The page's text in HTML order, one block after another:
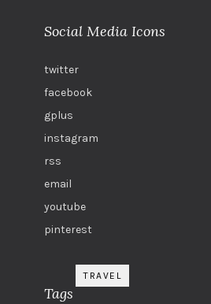
Social Media Icons
twitter
facebook
gplus
instagram
rss
email
youtube
pinterest
Tags
TRAVEL